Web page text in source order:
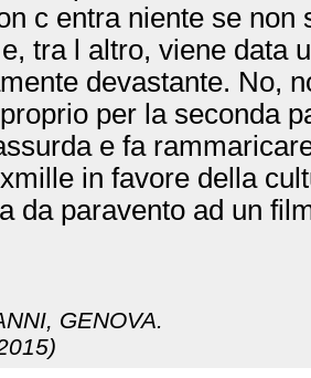
c entra niente se non
tra l altro, viene data
devastante. No,
per la seconda
e fa
in favore della
da paravento ad un
GENOVA.